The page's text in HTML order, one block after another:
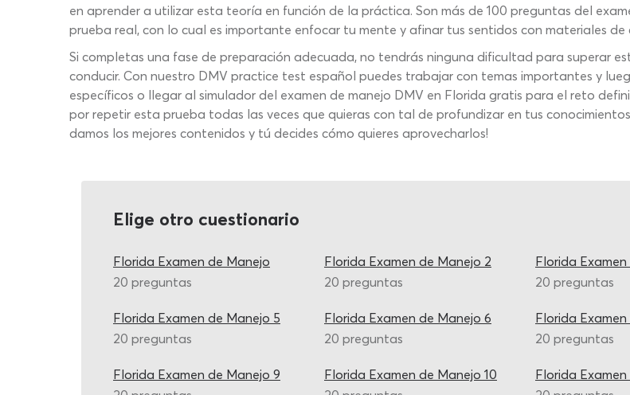
en aprender a utilizar esta teoría en función de la práctica. Son más de 100 preguntas del
prueba real, con lo cual es importante enfocar tu mente y afinar tus sentidos con materiales de
Si completas una fase de preparación adecuada, no tendrás ninguna dificultad para superar
conducir. Con nuestro DMV practice test español puedes trabajar con temas importantes y
específicos o llegar al simulador del examen de manejo DMV en Florida gratis para el reto
por repetir esta prueba todas las veces que quieras con tal de profundizar en tus
damos los mejores contenidos y tú decides cómo quieres aprovecharlos!
Elige otro cuestionario
Florida Examen de Manejo
20 preguntas
Florida Examen de Manejo 2
20 preguntas
Florida
20 preguntas
Florida Examen de Manejo 5
20 preguntas
Florida Examen de Manejo 6
20 preguntas
Florida
20 preguntas
Florida Examen de Manejo 9
Florida Examen de Manejo 10
Florida Examen